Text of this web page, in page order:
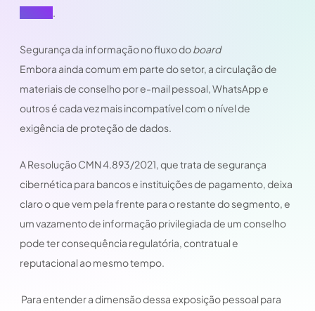
.
Segurança da informação no fluxo doboard
Embora ainda comum em parte do setor, a circulação de
materiais de conselho por e-mail pessoal, WhatsApp e
outros é cada vez mais incompatível com o nível de
exigência de proteção de dados.
A Resolução CMN 4.893/2021, que trata de segurança
cibernética para bancos e instituições de pagamento, deixa
claro o que vem pela frente para o restante do segmento, e
um vazamento de informação privilegiada de um conselho
pode ter consequência regulatória, contratual e
reputacional ao mesmo tempo.
Para entender a dimensão dessa exposição pessoal para